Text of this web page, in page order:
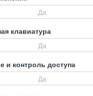
Да
клавиатура
Да
и контроль доступа
Да